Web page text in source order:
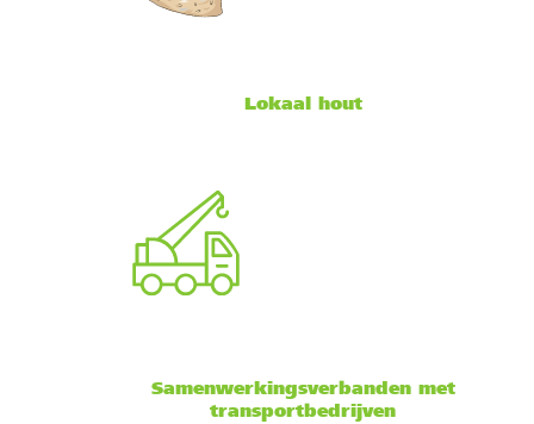
Lokaal hout
Samenwerkingsverbanden met
transportbedrijven